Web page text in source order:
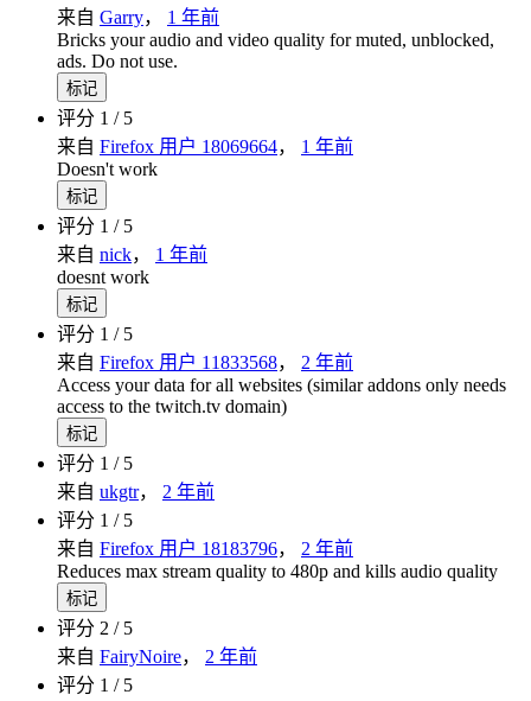
来自 Garry， 1 年前
Bricks your audio and video quality for muted, unblocked,
ads. Do not use.
标记
评分 1 / 5
来自 Firefox 用户 18069664， 1 年前
Doesn't work
标记
评分 1 / 5
来自 nick， 1 年前
doesnt work
标记
评分 1 / 5
来自 Firefox 用户 11833568， 2 年前
Access your data for all websites (similar addons only needs
access to the twitch.tv domain)
标记
评分 1 / 5
来自 ukgtr， 2 年前
评分 1 / 5
来自 Firefox 用户 18183796， 2 年前
Reduces max stream quality to 480p and kills audio quality
标记
评分 2 / 5
来自 FairyNoire， 2 年前
评分 1 / 5